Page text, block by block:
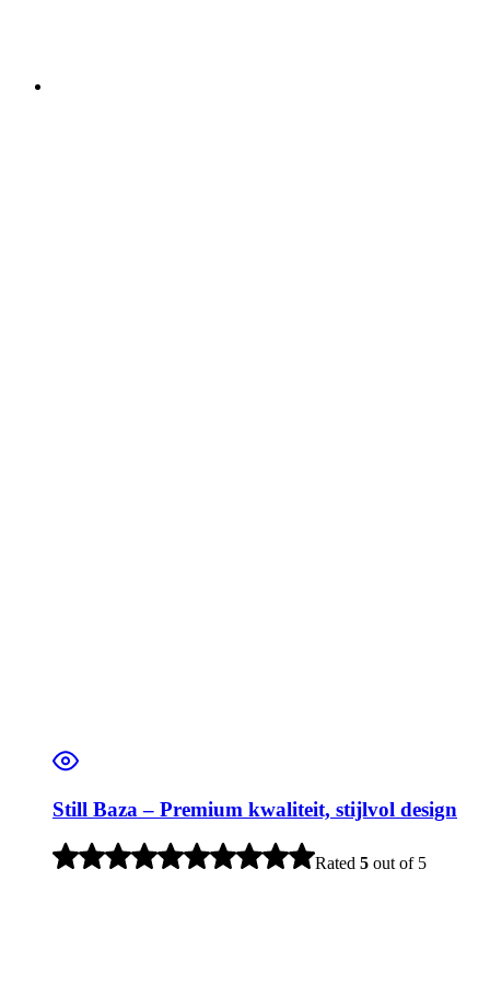
Still Baza – Premium kwaliteit, stijlvol design
Rated 5 out of 5